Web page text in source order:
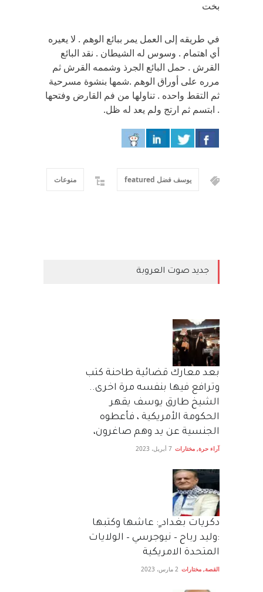
بخت
في طريقه إلى العمل يمر ببائع الوهم . لا يعيره
أي اهتمام . وسوس له الشيطان . نقد البائع
القرش . حمل البائع الجرذ وشممه القرش ثم
مرره على أوراق الوهم .شمها بنشوة مسرحية
ثم التقط واحده . تناولها من فم القارض وفتحها
. ابتسم ثم ارتج ولم يعد له ظل.
يوسف فضل featured منوعات
جديد صوت العروبة
بعد معارك قضائية طاحنة كتب
وترافع فيها بنفسه مرة اخرى..
الشيخ طارق يوسف يقهر
الحكومة الأمريكية ، فأعطوه
الجنسية عن يد وهم صاغرون،
آراء حرة, مختارات 7 أبريل، 2023
دكريات بغداد ٍ: عاشها وكتبها
:وليد رباح – نيوجرسي – الولايات
المتحدة الامريكية
القصة, مختارات 2 مارس، 2023